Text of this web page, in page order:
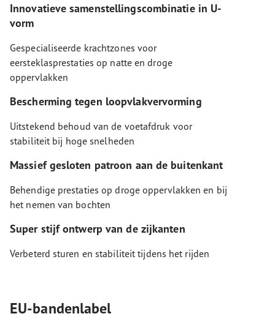
Innovatieve samenstellingscombinatie in U-
vorm
Gespecialiseerde krachtzones voor
eersteklasprestaties op natte en droge
oppervlakken
Bescherming tegen loopvlakvervorming
Uitstekend behoud van de voetafdruk voor
stabiliteit bij hoge snelheden
Massief gesloten patroon aan de buitenkant
Behendige prestaties op droge oppervlakken en bij
het nemen van bochten
Super stijf ontwerp van de zijkanten
Verbeterd sturen en stabiliteit tijdens het rijden
EU-bandenlabel